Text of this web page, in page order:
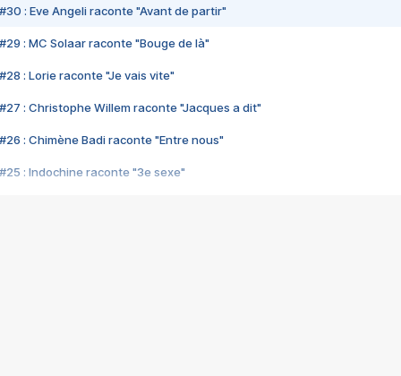
#30 : Eve Angeli raconte "Avant de partir"
#29 : MC Solaar raconte "Bouge de là"
#28 : Lorie raconte "Je vais vite"
#27 : Christophe Willem raconte "Jacques a dit"
#26 : Chimène Badi raconte "Entre nous"
#25 : Indochine raconte "3e sexe"